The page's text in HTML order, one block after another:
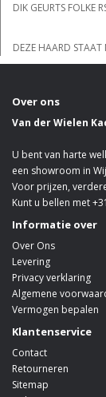
DIK GEURTS
DEZE HAARD
Over ons
Van der Wielen
U bent van harte
een showroom in
Voor prijzen,
Kunt u bellen met
Informatie over
Over Ons
Levering
Privacy verklaring
Algemene
Vermogen bepalen
Klantenservice
Contact
Retourneren
Sitemap